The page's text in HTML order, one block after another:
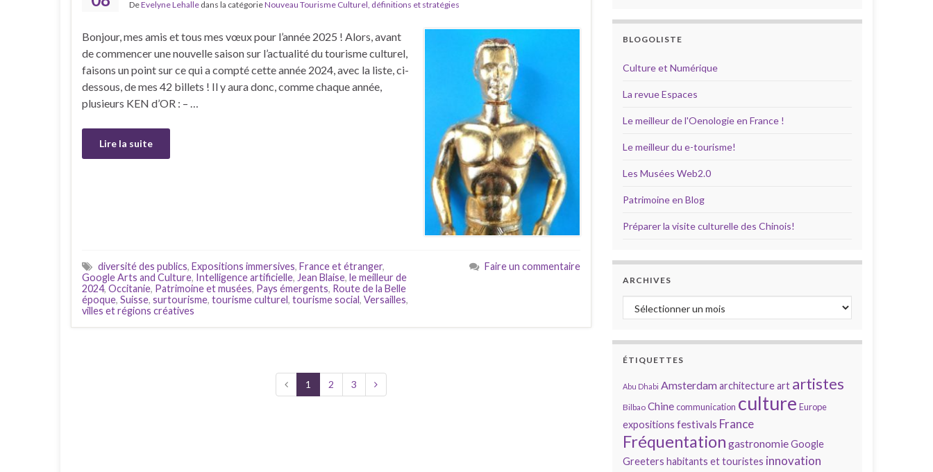
DeEvelyne Lehalle dans la catégorieNouveau Tourisme Culturel, définitions et stratégies
Bonjour, mes amis et tous mes vœux pour l’année 2025 ! Alors, avant
de commencer une nouvelle saison sur l’actualité du tourisme culturel,
faisons un point sur ce qui a compté cette année 2024, avec la liste, ci-
dessous, de mes 42 billets ! Il y aura donc, comme chaque année,
plusieurs KEN d’OR : – …
Lire la suite
diversité des publics, Expositions immersives, France et étranger,
Google Arts and Culture, Intelligence artificielle, Jean Blaise, le meilleur de
2024, Occitanie, Patrimoine et musées, Pays émergents, Route de la Belle
époque, Suisse, surtourisme, tourisme culturel, tourisme social, Versailles,
villes et régions créatives
Faire un commentaire
1 2 3
BLOGOLISTE
Culture et Numérique
La revue Espaces
Le meilleur de l'Oenologie en France !
Le meilleur du e-tourisme!
Les Musées Web2.0
Patrimoine en Blog
Préparer la visite culturelle des Chinois!
ARCHIVES
Archives
ÉTIQUETTES
Abu Dhabi Amsterdamarchitectureart artistes
Bilbao Chinecommunication culture Europe
expositions festivals France
Fréquentation gastronomieGoogle
Greeters habitants et touristes innovation